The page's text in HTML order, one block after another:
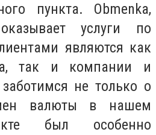
пункта. Obmenka,
услуги по
являются как
так и компании и
не только о
валюты в нашем
был особенно